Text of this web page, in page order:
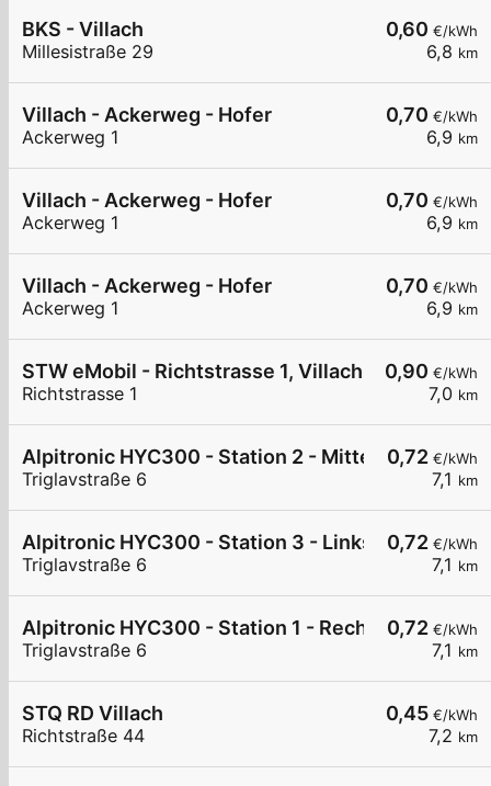
0,60 €/kWh
6,8 km
BKS - Villach
Millesistraße 29
0,70 €/kWh
6,9 km
Villach - Ackerweg - Hofer
Ackerweg 1
0,70 €/kWh
6,9 km
Villach - Ackerweg - Hofer
Ackerweg 1
0,70 €/kWh
6,9 km
Villach - Ackerweg - Hofer
Ackerweg 1
0,90 €/kWh
7,0 km
STW eMobil - Richtstrasse 1, Villach
Richtstrasse 1
0,72 €/kWh
7,1 km
Alpitronic HYC300 - Station 2 - Mitte
Triglavstraße 6
0,72 €/kWh
7,1 km
Alpitronic HYC300 - Station 3 - Links
Triglavstraße 6
0,72 €/kWh
7,1 km
Alpitronic HYC300 - Station 1 - Rechts
Triglavstraße 6
0,45 €/kWh
7,2 km
STQ RD Villach
Richtstraße 44